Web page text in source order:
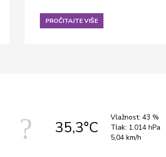
PROČITAJTE VIŠE
35,3°C
Vlažnost: 43 %
Tlak: 1.014 hPa
5,04 km/h